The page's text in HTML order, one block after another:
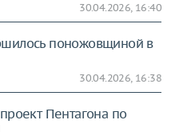
30.04.2026, 16:40
поножовщиной в
30.04.2026, 16:38
Пентагона по